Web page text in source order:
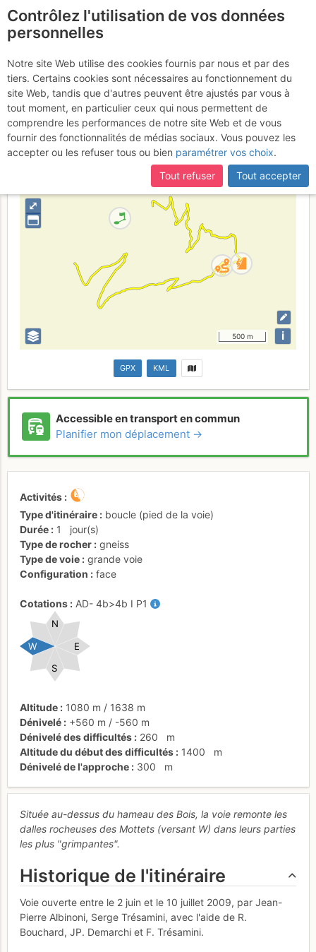
certaines pages ne sont plus accessibles, manquantes ou
incomplètes, déconnectez-vous puis reconnectez-vous à votre
compte sur le site.
Rocher des Mottets
: Voie Câline
France Haute-Savoie Mont-Blanc
⤢
500 m i
GPX KML
Accessible en transport en commun
Planifier mon déplacement →
Activités
Type d'itinéraire
boucle (pied de la voie)
Durée
1
jour(s)
Type de rocher
gneiss
Type de voie
grande voie
Configuration
face
Cotations AD- 4b>4b I P1
E
W
S
N
Altitude 1080 m / 1638 m
Dénivelé
+560 m / -560 m
Dénivelé des difficultés
260
m
Altitude du début des difficultés
1400
m
Dénivelé de l'approche
300 m
Située au-dessus du hameau des Bois, la voie remonte les
dalles rocheuses des Mottets (versant W) dans leurs parties
les plus "grimpantes".
Historique de l'itinéraire
Voie ouverte entre le 2 juin et le 10 juillet 2009, par Jean-
Pierre Albinoni, Serge Trésamini, avec l'aide de R.
Bouchard, JP. Demarchi et F. Trésamini.
Contrôlez l'utilisation de vos données
personnelles
Notre site Web utilise des cookies fournis par nous et par des
tiers. Certains cookies sont nécessaires au fonctionnement du
site Web, tandis que d'autres peuvent être ajustés par vous à
tout moment, en particulier ceux qui nous permettent de
comprendre les performances de notre site Web et de vous
fournir des fonctionnalités de médias sociaux. Vous pouvez les
accepter ou les refuser tous ou bien paramétrer vos choix.
Tout refuser
Tout accepter